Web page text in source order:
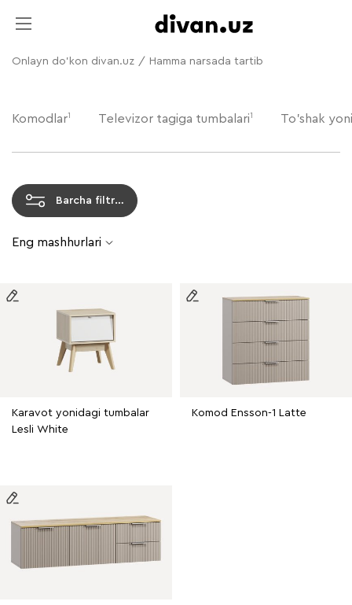
Onlayn do'kon divan.uz / Hamma narsada tartib
Komodlar1 Televizor tagiga tumbalari 1 To'shak
Barcha filtrlar
Eng mashhurlari
Karavot yonidagi tumbalar
Lesli White
Komod Ensson-1 Latte